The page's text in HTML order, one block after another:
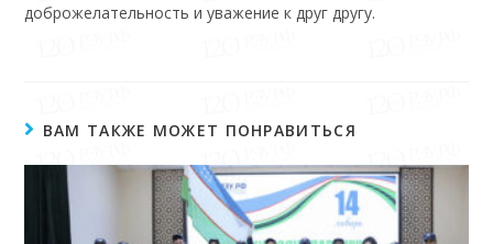
доброжелательность и уважение к друг другу.
ВАМ ТАКЖЕ МОЖЕТ ПОНРАВИТЬСЯ